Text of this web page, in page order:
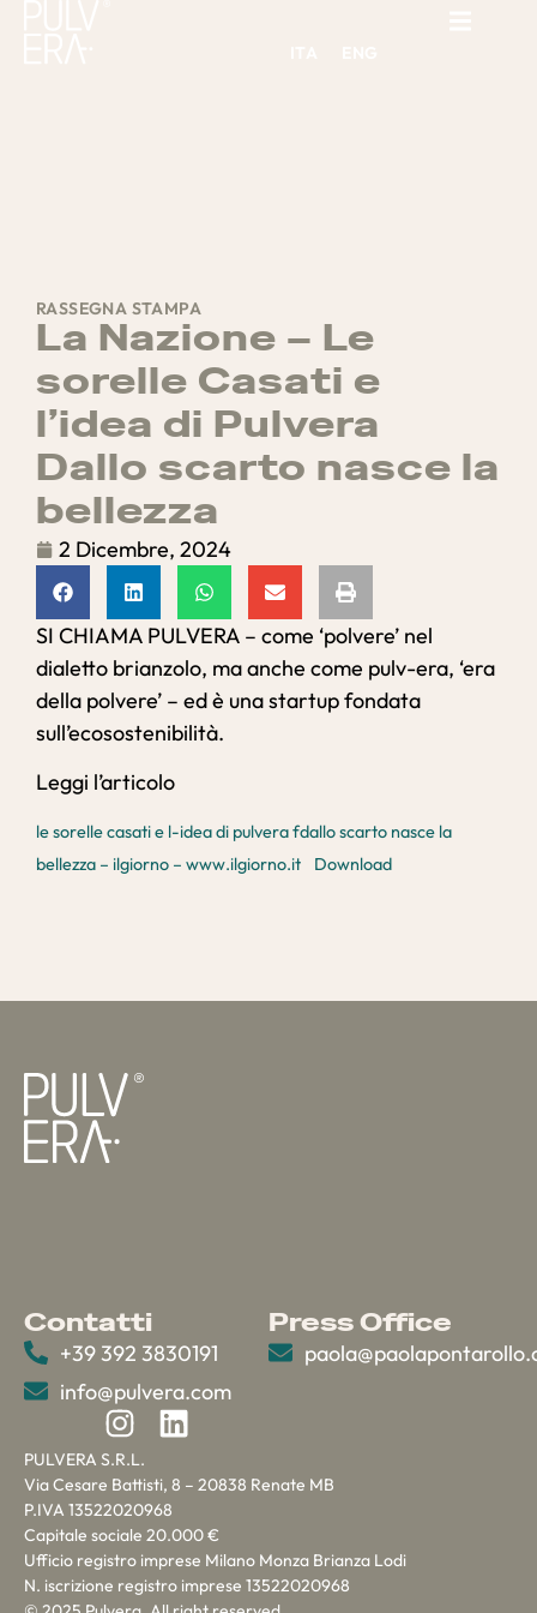
RASSEGNA STAMPA
La Nazione – Le
sorelle Casati e
l’idea di Pulvera
Dallo scarto nasce la
bellezza
2 Dicembre, 2024
SI CHIAMA PULVERA – come ‘polvere’ nel
dialetto brianzolo, ma anche come pulv-era, ‘era
della polvere’ – ed è una startup fondata
sull’ecosostenibilità.
Leggi l’articolo
le sorelle casati e l-idea di pulvera fdallo scarto nasce la
bellezza – ilgiorno – www.ilgiorno.it
Download
Contatti
+39 392 3830191
info@pulvera.com
Press Office
PULVERA S.R.L.
Via Cesare Battisti, 8 – 20838 Renate MB
P.IVA 13522020968
Capitale sociale 20.000 €
Ufficio registro imprese Milano Monza Brianza Lodi
N. iscrizione registro imprese 13522020968